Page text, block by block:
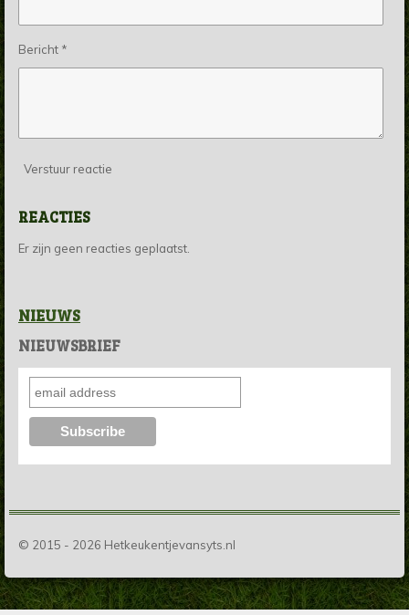
Bericht *
Verstuur reactie
REACTIES
Er zijn geen reacties geplaatst.
NIEUWS
NIEUWSBRIEF
© 2015 - 2026 Hetkeukentjevansyts.nl